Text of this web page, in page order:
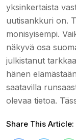
yksinkertaista
uutisankkuri on.
monisyisempi.
näkyvä osa
julkistanut
hänen
saatavilla
olevaa tietoa.
Share This Article: